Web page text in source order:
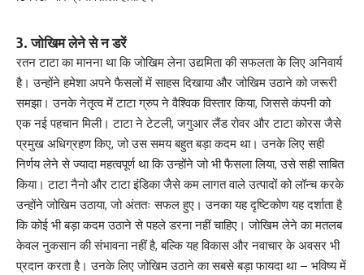
3. जोखिम लेने से न डरें
रतन टाटा का मानना था कि जोखिम लेना उद्यमिता की सफलता के लिए अनिवार्य
है। उन्होंने हमेशा अपने फैसलों में साहस दिखाया और जोखिम उठाने को जरूरी
समझा। उनके नेतृत्व में टाटा ग्रुप ने वैश्विक विस्तार किया, जिससे कंपनी को
एक नई पहचान मिली। टाटा ने टेटली, जगुआर लैंड रोवर और टाटा कोरस जैसे
प्रमुख अधिग्रहण किए, जो उस समय बहुत बड़ा कदम था। उनके लिए सही
निर्णय लेने से ज्यादा महत्वपूर्ण था कि उन्होंने जो भी फैसला लिया, उसे सही साबित
किया। टाटा नैनो और टाटा इंडिका जैसे कम लागत वाले उत्पादों को लॉन्च करके
उन्होंने जोखिम उठाया, जो अंततः सफल हुए। उनका यह दृष्टिकोण यह दर्शाता है
कि कोई भी बड़ा कदम उठाने से पहले डरना नहीं चाहिए। जोखिम लेने का मतलब
केवल नुकसान की संभावना नहीं है, बल्कि यह विकास और नवाचार के अवसर भी
प्रदान करता है। उनके लिए जोखिम उठाने का सबसे बड़ा फायदा था – भविष्य में